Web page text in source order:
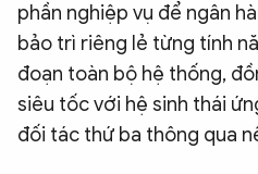
phần nghiệp vụ để ngân
bảo trì riêng lẻ từng tính
đoạn toàn bộ hệ thống,
siêu tốc với hệ sinh thái
đối tác thứ ba thông qua